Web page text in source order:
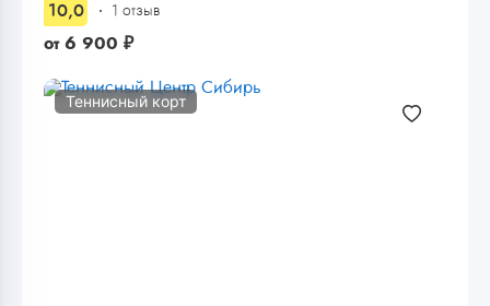
10,0 1 отзыв
от 6 900 ₽
Теннисный корт